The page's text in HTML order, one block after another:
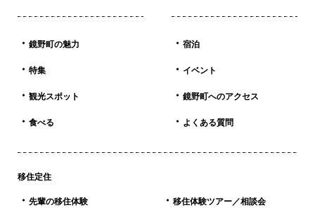
鏡野町の魅力
特集
観光スポット
食べる
宿泊
イベント
鏡野町へのアクセス
よくある質問
移住定住
先輩の移住体験 移住体験ツアー／相談会